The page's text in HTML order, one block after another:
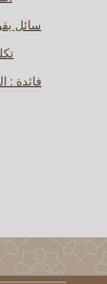
سائل
فائدة :